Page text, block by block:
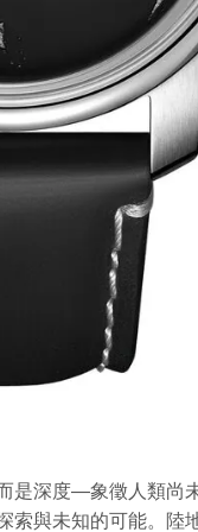
是深度—象徵人類尚
與未知的可能。陸